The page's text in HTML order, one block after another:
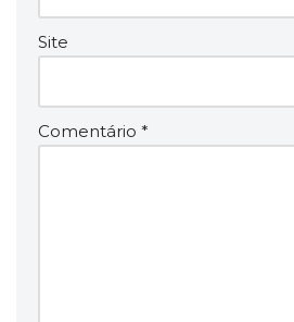
Site
Comentário *